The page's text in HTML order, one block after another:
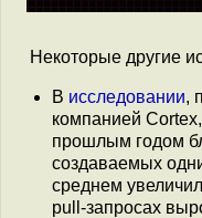
Некоторые другие
В исследовании,
компанией
прошлым годом
создаваемых
среднем
pull-запросах